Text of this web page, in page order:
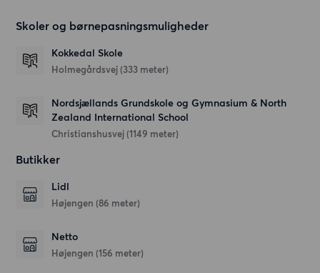
Skoler og børnepasningsmuligheder
Kokkedal Skole
Holmegårdsvej (333 meter)
Nordsjællands Grundskole og Gymnasium & North
Zealand International School
Christianshusvej (1149 meter)
Butikker
Lidl
Højengen (86 meter)
Netto
Højengen (156 meter)